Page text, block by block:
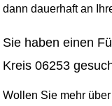
dann dauerhaft an
Sie haben einen
Kreis 06253
Wollen Sie mehr